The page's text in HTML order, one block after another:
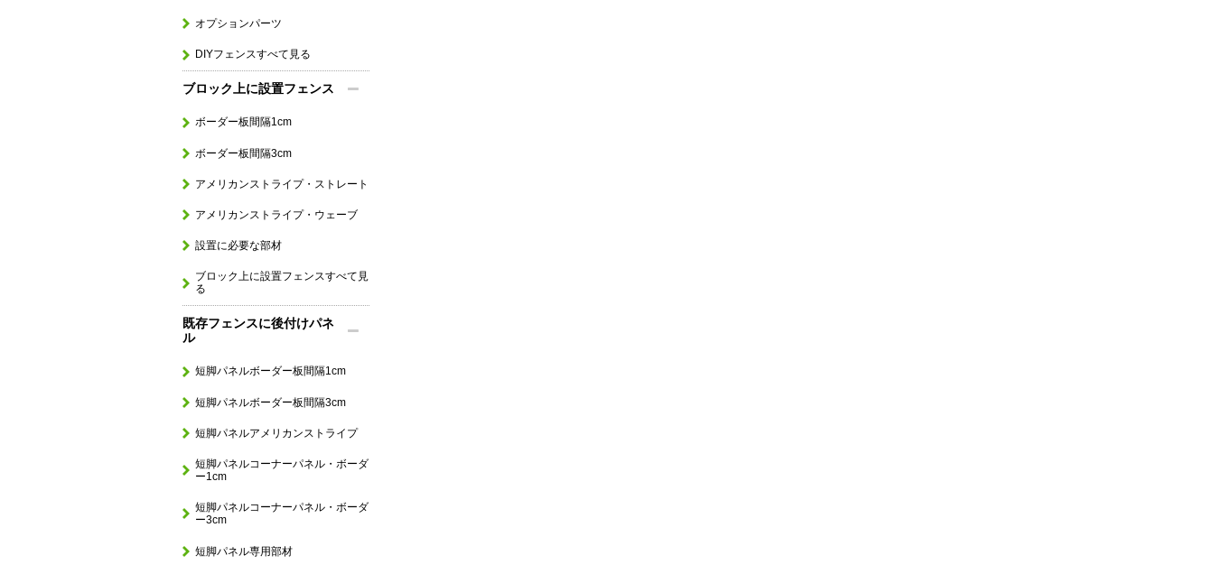
オプションパーツ
DIYフェンスすべて見る
ブロック上に設置フェンス
ボーダー板間隔1cm
ボーダー板間隔3cm
アメリカンストライプ・ストレート
アメリカンストライプ・ウェーブ
設置に必要な部材
ブロック上に設置フェンスすべて見
る
既存フェンスに後付けパネ
ル
短脚パネルボーダー板間隔1cm
短脚パネルボーダー板間隔3cm
短脚パネルアメリカンストライプ
短脚パネルコーナーパネル・ボーダ
ー1cm
短脚パネルコーナーパネル・ボーダ
ー3cm
短脚パネル専用部材